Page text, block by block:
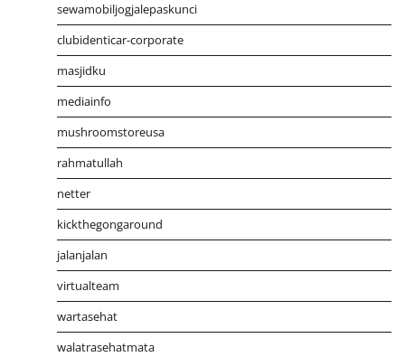
sewamobiljogjalepaskunci
clubidenticar-corporate
masjidku
mediainfo
mushroomstoreusa
rahmatullah
netter
kickthegongaround
jalanjalan
virtualteam
wartasehat
walatrasehatmata